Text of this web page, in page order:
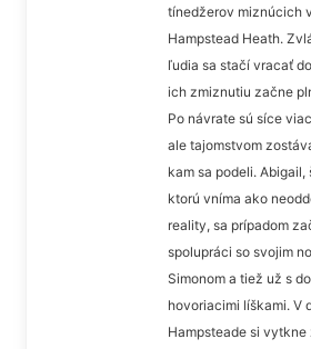
tínedžerov miznúcich
Hampstead Heath.
ľudia sa stačí vracať
ich zmiznutiu začne
Po návrate sú síce
ale tajomstvom
kam sa podeli.
ktorú vníma ako
reality, sa prípadom
spolupráci so svojim
Simonom a tiež už s
hovoriacimi líškami. V
Hampsteade si